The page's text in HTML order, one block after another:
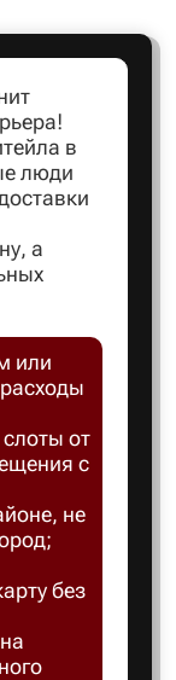
Артем
Ачинск
Балаково
Балахна
в
люди
а
или
от
с
не
без